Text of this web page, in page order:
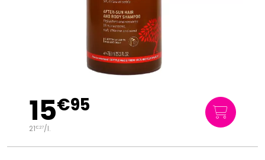
15€95
21€27/l.